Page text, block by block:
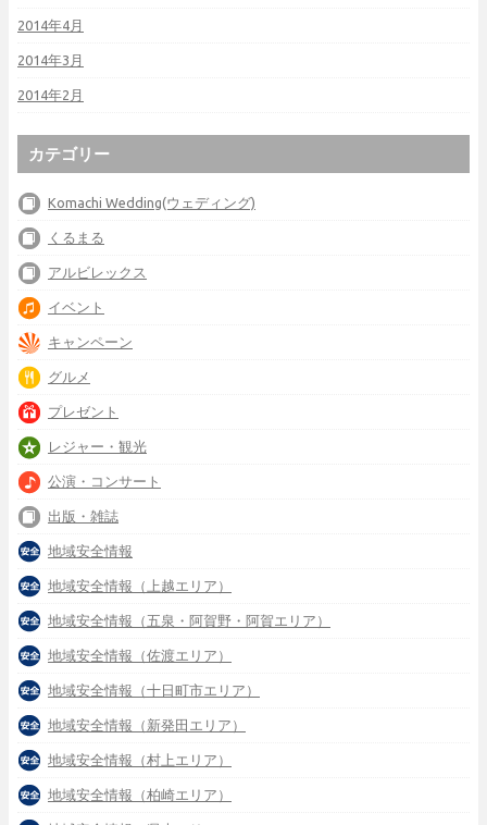
2014年4月
2014年3月
2014年2月
カテゴリー
Komachi Wedding(ウェディング)
くるまる
アルビレックス
イベント
キャンペーン
グルメ
プレゼント
レジャー・観光
公演・コンサート
出版・雑誌
地域安全情報
地域安全情報（上越エリア）
地域安全情報（五泉・阿賀野・阿賀エリア）
地域安全情報（佐渡エリア）
地域安全情報（十日町市エリア）
地域安全情報（新発田エリア）
地域安全情報（村上エリア）
地域安全情報（柏崎エリア）